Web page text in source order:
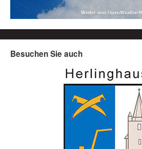
Wetter von
Besuchen Sie auch